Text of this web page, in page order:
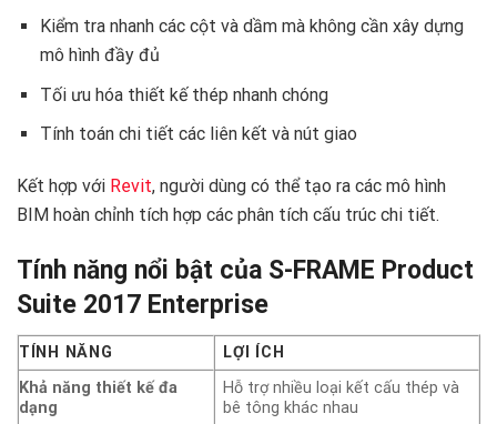
Kiểm tra nhanh các cột và dầm mà không cần xây dựng
mô hình đầy đủ
Tối ưu hóa thiết kế thép nhanh chóng
Tính toán chi tiết các liên kết và nút giao
Kết hợp với Revit, người dùng có thể tạo ra các mô hình
BIM hoàn chỉnh tích hợp các phân tích cấu trúc chi tiết. ️
Tính năng nổi bật của S-FRAME Product
Suite 2017 Enterprise
TÍNH NĂNG
LỢI ÍCH
Khả năng thiết kế đa
dạng
Hỗ trợ nhiều loại kết cấu thép và
bê tông khác nhau